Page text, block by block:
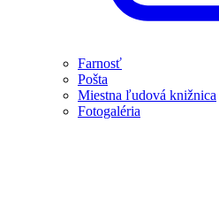
Farnosť
Pošta
Miestna ľudová knižnica
Fotogaléria